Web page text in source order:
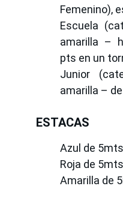
Femenino),
Escuela
amarilla –
pts en un
Junior
amarilla –
ESTACAS
Azul de
Roja de
Amarilla de